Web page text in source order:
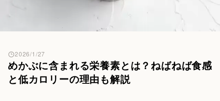
めかぶに含まれる栄養素とは？ねばねば食感
と低カロリーの理由も解説
2026/1/27